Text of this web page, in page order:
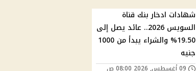
شهادات ادخار بنك قناة
السويس 2026.. عائد يصل إلى
19.50% والشراء يبدأ من 1000
جنيه
09 أغسطس, 2026 08:00 ص